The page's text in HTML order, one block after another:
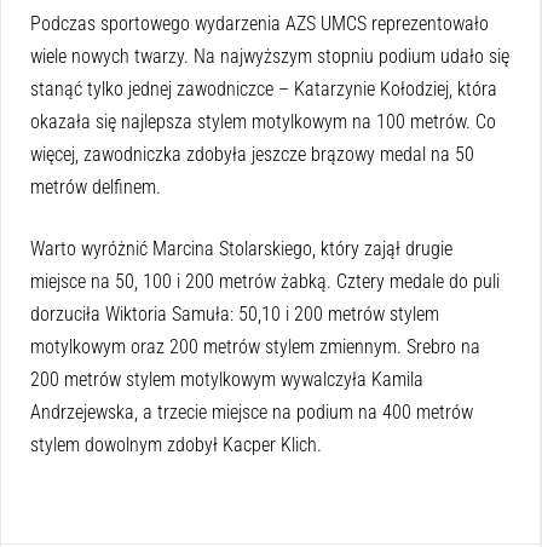
Podczas sportowego wydarzenia AZS UMCS reprezentowało
wiele nowych twarzy. Na najwyższym stopniu podium udało się
stanąć tylko jednej zawodniczce – Katarzynie Kołodziej, która
okazała się najlepsza stylem motylkowym na 100 metrów. Co
więcej, zawodniczka zdobyła jeszcze brązowy medal na 50
metrów delfinem.
Warto wyróżnić Marcina Stolarskiego, który zajął drugie
miejsce na 50, 100 i 200 metrów żabką. Cztery medale do puli
dorzuciła Wiktoria Samuła: 50,10 i 200 metrów stylem
motylkowym oraz 200 metrów stylem zmiennym. Srebro na
200 metrów stylem motylkowym wywalczyła Kamila
Andrzejewska, a trzecie miejsce na podium na 400 metrów
stylem dowolnym zdobył Kacper Klich.